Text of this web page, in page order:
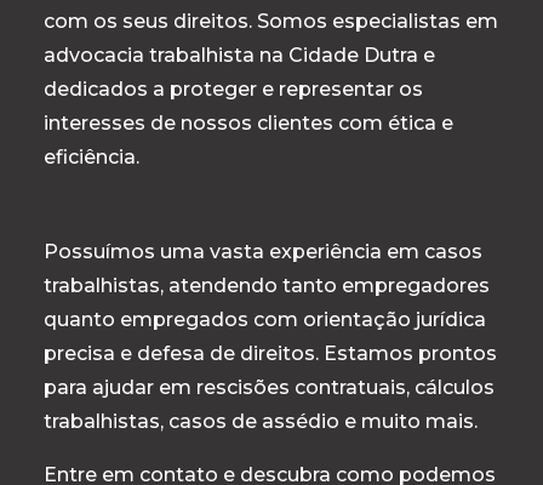
com os seus direitos. Somos especialistas em
advocacia trabalhista na Cidade Dutra e
dedicados a proteger e representar os
interesses de nossos clientes com ética e
eficiência.
Possuímos uma vasta experiência em casos
trabalhistas, atendendo tanto empregadores
quanto empregados com orientação jurídica
precisa e defesa de direitos. Estamos prontos
para ajudar em rescisões contratuais, cálculos
trabalhistas, casos de assédio e muito mais.
Entre em contato e descubra como podemos